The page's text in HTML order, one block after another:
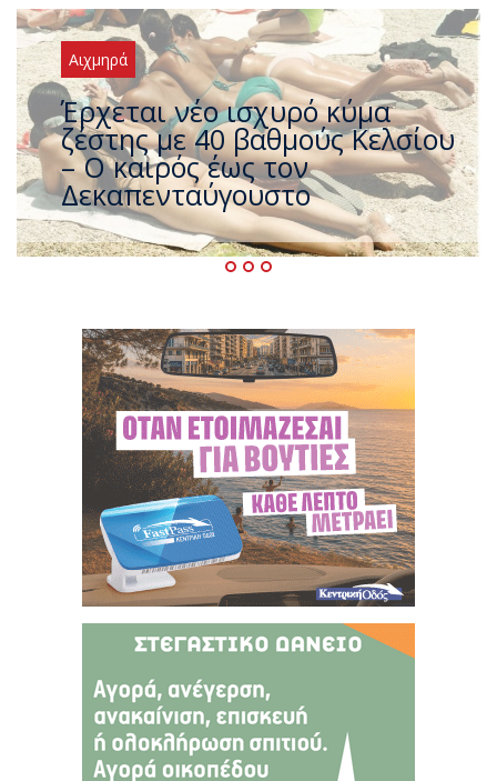
Αιχμηρά
Άφαντος ο Τσίπρας… την ώρα
που η χώρα καίγεται